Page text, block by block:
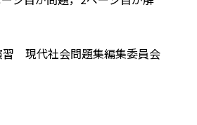
現代社会問題集編集委員会